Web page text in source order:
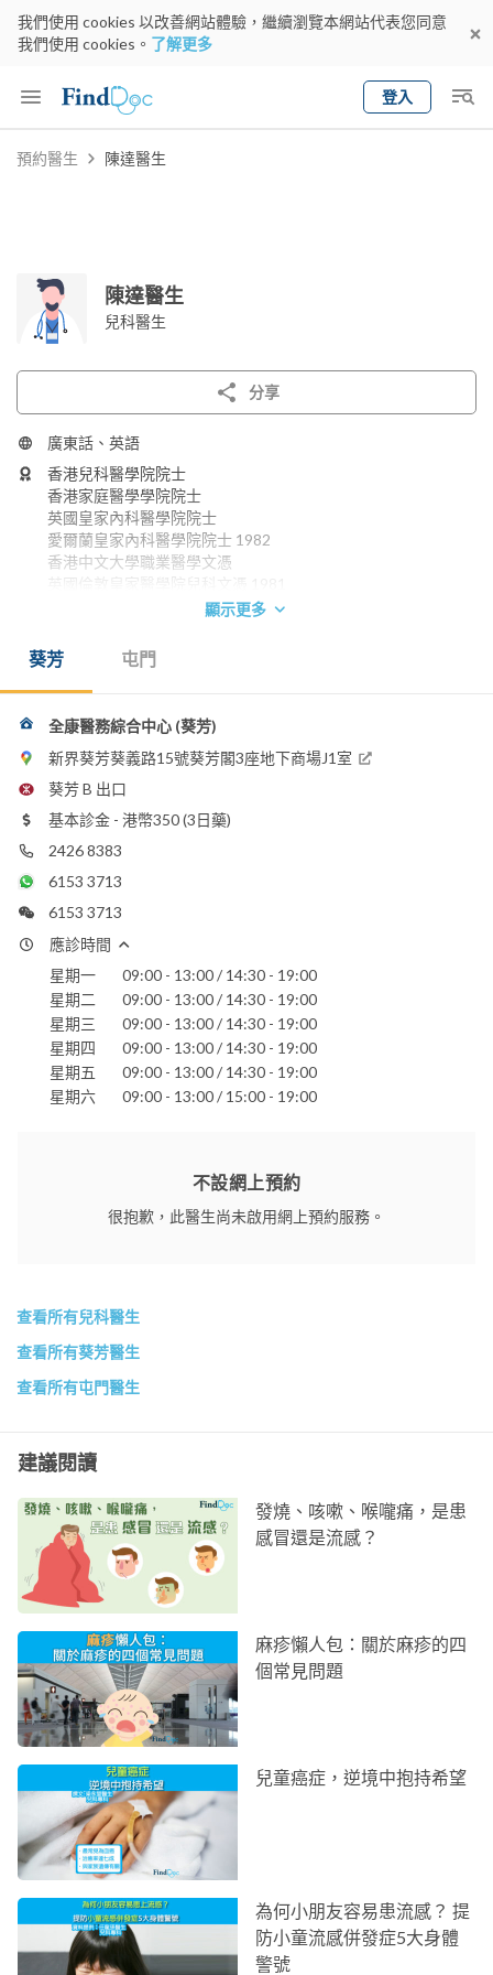
我們使用 cookies 以改善網站體驗，繼續瀏覽本網站代表您同意
我們使用 cookies。 了解更多
登入
Keyword
預約醫生 陳達醫生
陳達醫生
兒科醫生
分享
廣東話、英語
香港兒科醫學院院士
香港家庭醫學學院院士
英國皇家內科醫學院院士
愛爾蘭皇家內科醫學院院士 1982
香港中文大學職業醫學文憑
香港大學內外全科醫學士 1976
香港醫學專科學院院士（小兒科）
香港醫學專科學院院士（家庭醫學）
2458 8222
2426 8383
電郵：
enquiry@adecmed.com
顯示更多
葵芳 屯門
全康醫務綜合中心 (葵芳)
新界葵芳葵義路15號葵芳閣3座地下商場J1室
葵芳 B 出口
基本診金 - 港幣350 (3日藥)
2426 8383
6153 3713
6153 3713
應診時間
星期一
09:00 - 13:00 / 14:30 - 19:00
星期二
09:00 - 13:00 / 14:30 - 19:00
星期三
09:00 - 13:00 / 14:30 - 19:00
星期四
09:00 - 13:00 / 14:30 - 19:00
星期五
09:00 - 13:00 / 14:30 - 19:00
星期六
09:00 - 13:00 / 15:00 - 19:00
不設網上預約
很抱歉，此醫生尚未啟用網上預約服務。
查看所有兒科醫生
查看所有葵芳醫生
查看所有屯門醫生
建議閱讀
發燒、咳嗽、喉嚨痛，是患
感冒還是流感？
麻疹懶人包：關於麻疹的四
個常見問題
兒童癌症，逆境中抱持希望
為何小朋友容易患流感？ 提
防小童流感併發症5大身體
警號